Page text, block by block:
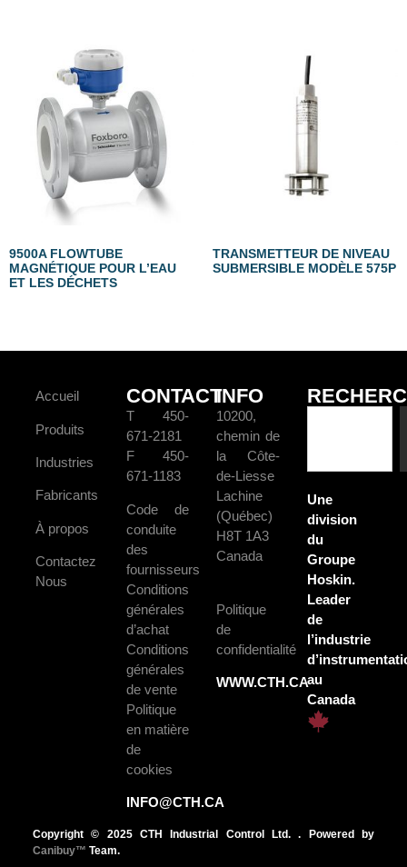
9500A FLOWTUBE
MAGNÉTIQUE POUR L’EAU
ET LES DÉCHETS
TRANSMETTEUR DE NIVEAU
SUBMERSIBLE MODÈLE 575P
Accueil
Produits
Industries
Fabricants
À propos
Contactez
Nous
CONTACT
T 450-
671-2181
F 450-
671-1183
Code de
conduite
des
fournisseurs
Conditions
générales
d’achat
Conditions
générales
de vente
Politique
en matière
de
cookies
INFO@CTH.CA
INFO
10200,
chemin de
la Côte-
de-Liesse
Lachine
(Québec)
H8T 1A3
Canada
Politique
de
confidentialité
WWW.CTH.CA
Une
division
du
Groupe
Hoskin.
Leader
de
l’industrie
au
Canada
Copyright © 2025 CTH Industrial Control Ltd. . Powered by
Canibuy™ Team.